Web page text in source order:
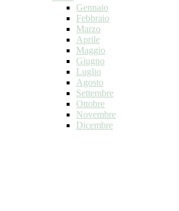
Gennaio
Febbraio
Marzo
Aprile
Maggio
Giugno
Luglio
Agosto
Settembre
Ottobre
Novembre
Dicembre